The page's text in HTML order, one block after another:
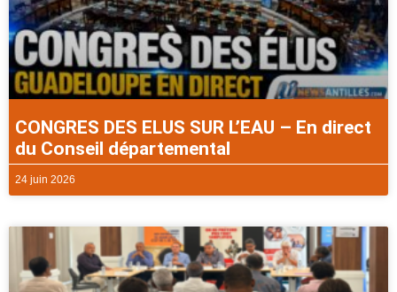
CONGRES DES ELUS SUR L’EAU – En direct
du Conseil départemental
24 juin 2026